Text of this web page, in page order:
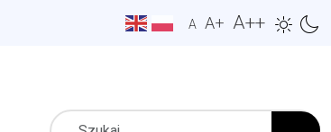
A A+ A++
Szukaj